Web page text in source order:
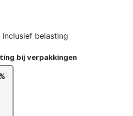
Inclusief belasting
bij verpakkingen